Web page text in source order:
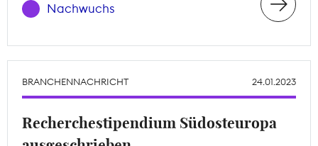
Nachwuchs
BRANCHENNACHRICHT 24.01.2023
Recherchestipendium Südosteuropa